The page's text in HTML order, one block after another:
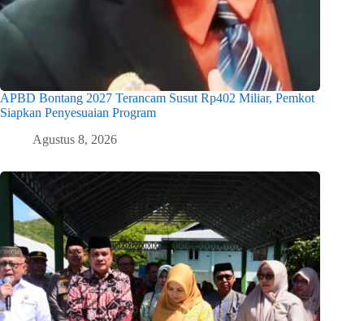
APBD Bontang 2027 Terancam Susut Rp402 Miliar, Pemkot
Siapkan Penyesuaian Program
Agustus 8, 2026